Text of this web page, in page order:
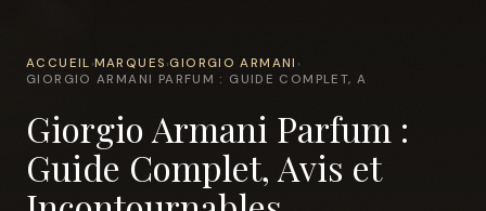
ACCUEIL ›MARQUES ›GIORGIO ARMANI ›
GIORGIO ARMANI PARFUM : GUIDE COMPLET, A
Giorgio Armani Parfum :
Guide Complet, Avis et